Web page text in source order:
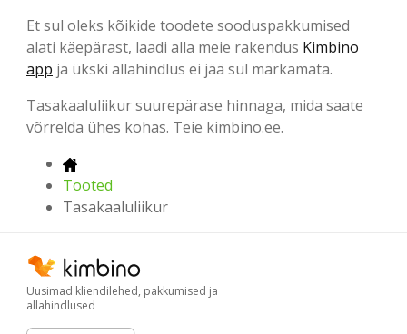
Et sul oleks kõikide toodete sooduspakkumised
alati käepärast, laadi alla meie rakendus Kimbino
app ja ükski allahindlus ei jää sul märkamata.
Tasakaaluliikur suurepärase hinnaga, mida saate
võrrelda ühes kohas. Teie kimbino.ee.
Tooted
Tasakaaluliikur
Uusimad kliendilehed, pakkumised ja
allahindlused